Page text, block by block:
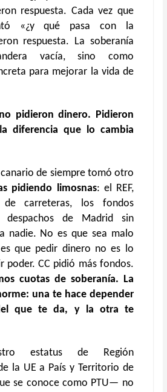
respuesta. Cada vez que
«¿y qué pasa con la
respuesta. La soberanía
vacía, sino como
para mejorar la vida de
pidieron dinero. Pidieron
diferencia que lo cambia
de siempre tomó otro
pidiendo limosnas: el REF,
de carreteras, los fondos
despachos de Madrid sin
nadie. No es que sea malo
que pedir dinero no es lo
poder. CC pidió más fondos.
cuotas de soberanía. La
una te hace depender
que te da, y la otra te
estatus de Región
la UE a País y Territorio de
se conoce como PTU— no